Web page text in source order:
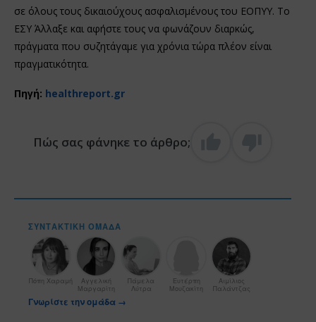
σε όλους τους δικαιούχους ασφαλισμένους του ΕΟΠΥΥ. Το
ΕΣΥ Άλλαξε και αφήστε τους να φωνάζουν διαρκώς,
πράγματα που συζητάγαμε για χρόνια τώρα πλέον είναι
πραγματικότητα.
Πηγή: healthreport.gr
Πώς σας φάνηκε το άρθρο;
ΣΥΝΤΑΚΤΙΚΉ ΟΜΆΔΑ
Πόπη Χαραμή
Αγγελική
Μαργαρίτη
Πάμελα
Λύτρα
Ευτέρπη
Μουζακίτη
Αιμίλιος
Παλάντζας
Γνωρίστε την ομάδα →